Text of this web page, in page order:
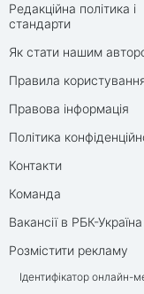
Редакційна політика і
стандарти
Як стати нашим
Правила
Правова інформація
Політика
Контакти
Команда
Вакансії в РБК-Україна
Розмістити рекламу
Ідентифікатор онлайн-